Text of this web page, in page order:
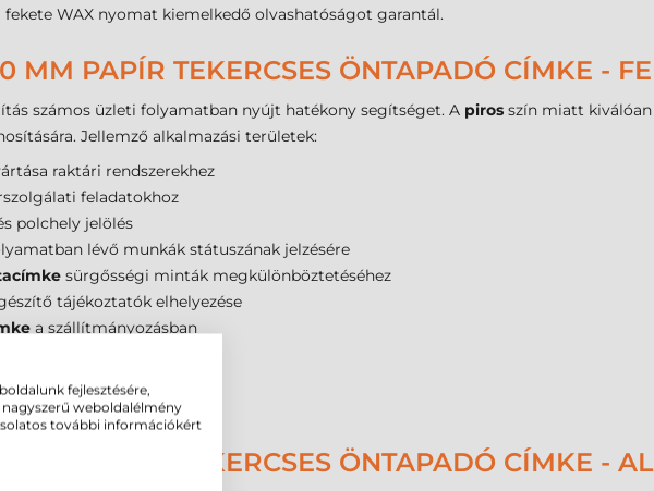
fekete WAX nyomat kiemelkedő olvashatóságot garantál.
MM PAPÍR TEKERCSES ÖNTAPADÓ CÍMKE -
számos üzleti folyamatban nyújt hatékony segítséget. A piros szín miatt
Jellemző alkalmazási területek:
raktári rendszerekhez
feladatokhoz
polchely jelölés
lévő munkák státuszának jelzésére
sürgősségi minták megkülönböztetéséhez
tájékoztatók elhelyezése
a szállítmányozásban
és irattári archiválás
vizuális jelölése
MM PAPÍR TEKERCSES ÖNTAPADÓ CÍMKE -
fejlesztésére,
weboldalélmény
további információkért